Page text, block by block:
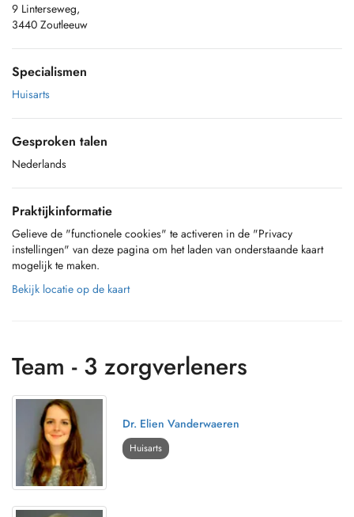
9 Linterseweg,
3440 Zoutleeuw
Specialismen
Huisarts
Gesproken talen
Nederlands
Praktijkinformatie
Gelieve de "functionele cookies" te activeren in de "Privacy
instellingen" van deze pagina om het laden van onderstaande kaart
mogelijk te maken.
Bekijk locatie op de kaart
Team - 3 zorgverleners
Dr. Elien Vanderwaeren
Huisarts